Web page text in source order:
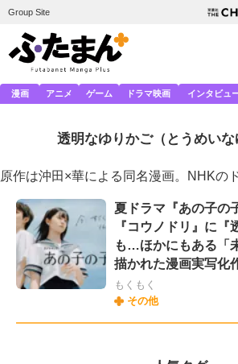
Group Site
漫画 アニメ ゲーム ドラマ映画 インタビュ
透明なゆりかご（とうめいな
原作は沖田×華による同名漫画。NHKの
夏ドラマ『あの子の
『コウノドリ』に『
も…ほかにもある「
描かれた漫画実写化
もくもく
その他